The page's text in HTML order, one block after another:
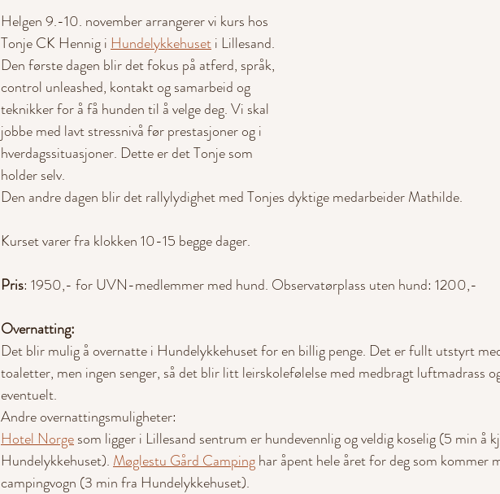
Helgen 9.-10. november arrangerer vi kurs hos
Tonje CK Hennig i Hundelykkehuset i Lillesand.
Den første dagen blir det fokus på atferd, språk,
control unleashed, kontakt og samarbeid og
teknikker for å få hunden til å velge deg. Vi skal
jobbe med lavt stressnivå før prestasjoner og i
hverdagssituasjoner. Dette er det Tonje som
holder selv.
Den andre dagen blir det rallylydighet med Tonjes dyktige medarbeider Mathilde.
Kurset varer fra klokken 10-15 begge dager.
Pris: 1950,- for UVN-medlemmer med hund. Observatørplass uten hund: 1200,-
Overnatting:
Det blir mulig å overnatte i Hundelykkehuset for en billig penge. Det er fullt utstyrt
toaletter, men ingen senger, så det blir litt leirskolefølelse med medbragt luftmadrass
eventuelt.
Andre overnattingsmuligheter:
Hotel Norge som ligger i Lillesand sentrum er hundevennlig og veldig koselig (5 min å
Hundelykkehuset). Møglestu Gård Camping har åpent hele året for deg som kommer
campingvogn (3 min fra Hundelykkehuset).